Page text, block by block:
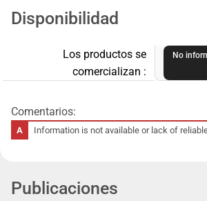
Disponibilidad
Los productos se
comercializan :
No
Comentarios:
Information is not available or lack of
Publicaciones